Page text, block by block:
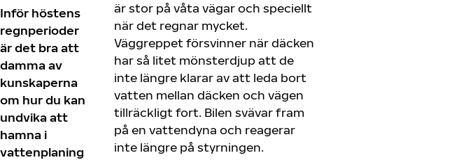
Inför höstens
regnperioder
är det bra att
damma av
kunskaperna
om hur du kan
undvika att
hamna i
vattenplaning
är stor på våta vägar och speciellt
när det regnar mycket.
Väggreppet försvinner när däcken
har så litet mönsterdjup att de
inte längre klarar av att leda bort
vatten mellan däcken och vägen
tillräckligt fort. Bilen svävar fram
på en vattendyna och reagerar
inte längre på styrningen.